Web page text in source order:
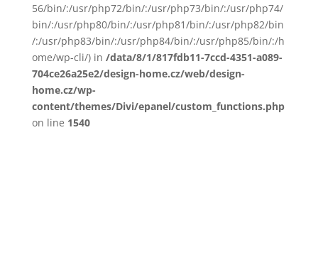
56/bin/:/usr/php72/bin/:/usr/php73/bin/:/usr/php74/
bin/:/usr/php80/bin/:/usr/php81/bin/:/usr/php82/bin
/:/usr/php83/bin/:/usr/php84/bin/:/usr/php85/bin/:/h
ome/wp-cli/) in /data/8/1/817fdb11-7ccd-4351-a089-
704ce26a25e2/design-home.cz/web/design-
home.cz/wp-
content/themes/Divi/epanel/custom_functions.php
on line 1540